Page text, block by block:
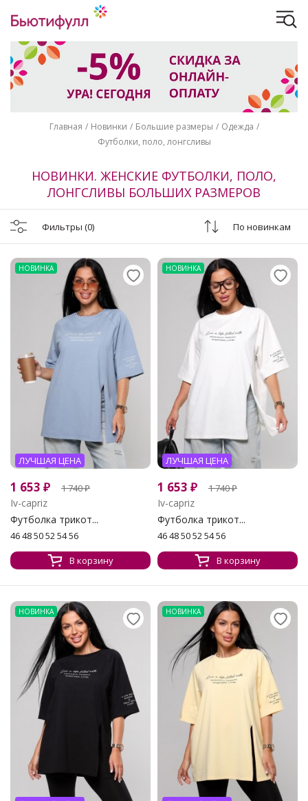
Главная Новинки Большие размеры
Одежда
Футболки, поло, лонгсливы
НОВИНКИ. ЖЕНСКИЕ ФУТБОЛКИ, ПОЛО,
ЛОНГСЛИВЫ БОЛЬШИХ РАЗМЕРОВ
Фильтры (0) По новинкам
НОВИНКА
ЛУЧШАЯ ЦЕНА
1 653 ₽ 1 740₽
Iv-capriz
Футболка трикот...
46 48 50 52 54 56
В корзину
НОВИНКА
ЛУЧШАЯ ЦЕНА
1 653 ₽ 1 740₽
Iv-capriz
Футболка трикот...
46 48 50 52 54 56
В корзину
НОВИНКА НОВИНКА